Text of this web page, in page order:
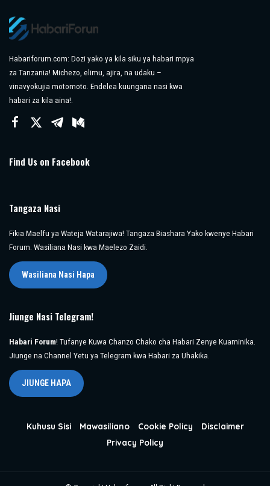
Habariforum.com: Dozi yako ya kila siku ya habari mpya
za Tanzania! Michezo, elimu, ajira, na udaku –
vinavyokujia motomoto. Endelea kuungana nasi kwa
habari za kila aina!.
Find Us on Facebook
Tangaza Nasi
Fikia Maelfu ya Wateja Watarajiwa! Tangaza Biashara Yako kwenye Habari
Forum. Wasiliana Nasi kwa Maelezo Zaidi.
Wasiliana Nasi Hapa
Jiunge Nasi Telegram!
Habari Forum! Tufanye Kuwa Chanzo Chako cha Habari Zenye Kuaminika.
Jiunge na Channel Yetu ya Telegram kwa Habari za Uhakika.
JIUNGE HAPA
Kuhusu Sisi Mawasiliano Cookie Policy
Disclaimer
Privacy Policy